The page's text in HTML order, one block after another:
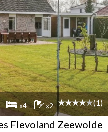
x4 x2 (1)
Flevoland Zeewolde